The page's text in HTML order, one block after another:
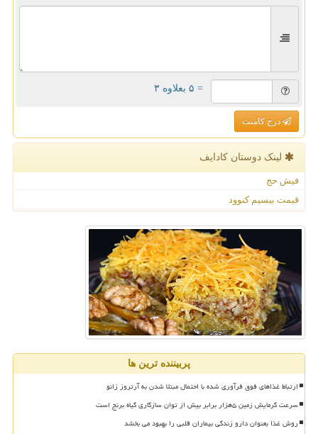
= ۵ بعلاوه ۳
درج کامنت
لینک دوستان كادایف
فیش حج
قیمت بیسیم کنوود
پربیننده ترین ها
ارتباط غذاهای فوق فرآوری شده با احتمال مبتلا شدن به آرتروز زانو
سرعت گرمایش زمین ۵هزار برابر بیش از توان سازگاری گیاه برنج است
روش غذا بعنوان دارو زندگی بیماران قلبی را بهبود می بخشد